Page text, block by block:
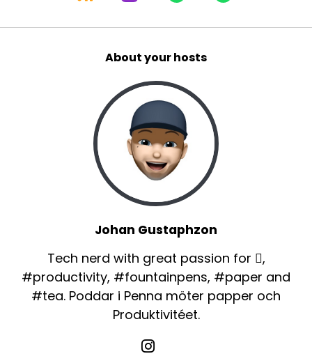
About your hosts
Johan Gustaphzon
Tech nerd with great passion for ,
#productivity, #fountainpens, #paper and
#tea. Poddar i Penna möter papper och
Produktivitéet.